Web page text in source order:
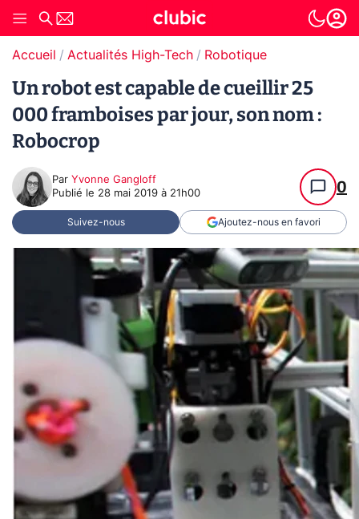
Accueil Actualités High-Tech Robotique
Un robot est capable de cueillir 25
000 framboises par jour, son nom :
Robocrop
Par Yvonne Gangloff
Publié le 28 mai 2019 à 21h00 0
Suivez-nous Ajoutez-nous en favori